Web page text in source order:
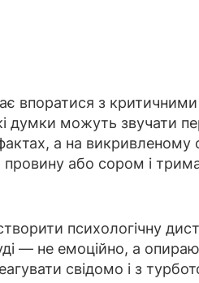
впоратися з
думки можуть звучати
а на
провину або сором і
психологічну
— не емоційно, а
свідомо і з